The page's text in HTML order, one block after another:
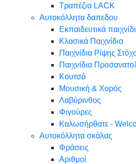
Τραπέζια LACK
Αυτοκόλλητα δαπεδου
Εκπαιδευτικά
Κλασικά Παιχνίδια
Παιχνίδια Ρίψης
Παιχνίδια
Κουτσό
Μουσική & Χορός
Λαβύρινθος
Φιγούρες
Καλωσήρθατε -
Αυτοκόλλητα σκάλας
Φράσεις
Αριθμοί